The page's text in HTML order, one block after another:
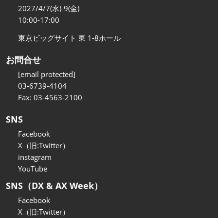
2027/4/7(水)-9(金)
10:00-17:00
東京ビッグサイト 東 1-8ホール
お問合せ
[email protected]
03-6739-4104
Fax: 03-4563-2100
SNS
Facebook
X（旧:Twitter）
instagram
YouTube
SNS（DX & AX Week）
Facebook
X（旧:Twitter）